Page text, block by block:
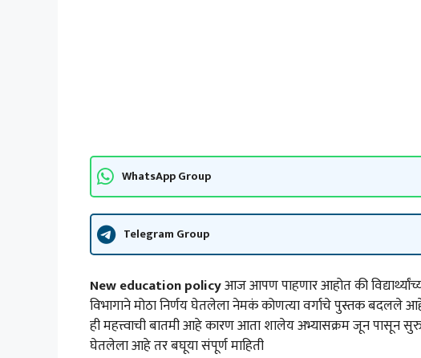
WhatsApp Group
Telegram Group
New education policyआज आपण पाहणार आहोत की
विभागाने मोठा निर्णय घेतलेला नेमकं कोणत्या वर्गाचे पुस्तक बदलले
ही महत्त्वाची बातमी आहे कारण आता शालेय अभ्यासक्रम जून पासून
घेतलेला आहे तर बघूया संपूर्ण माहिती